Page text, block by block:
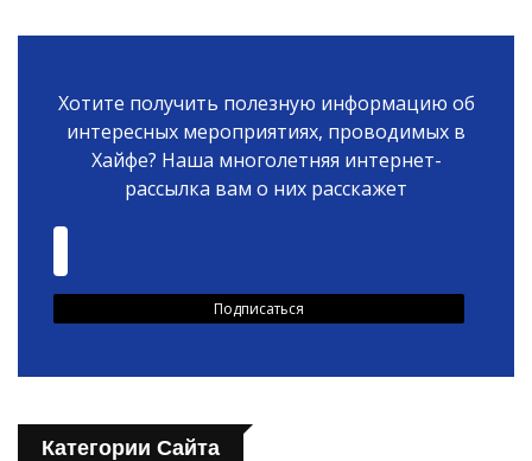
Хотите получить полезную информацию об
интересных мероприятиях, проводимых в
Хайфе? Наша многолетняя интернет-
рассылка вам о них расскажет
Категории Сайта